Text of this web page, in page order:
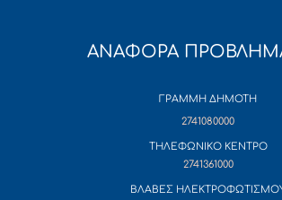
ΑΝΑΦΟΡΑ
ΓΡΑΜΜΗ ΔΗΜΟΤΗ
2741080000
ΤΗΛΕΦΩΝΙΚΟ ΚΕΝΤΡΟ
2741361000
ΒΛΑΒΕΣ